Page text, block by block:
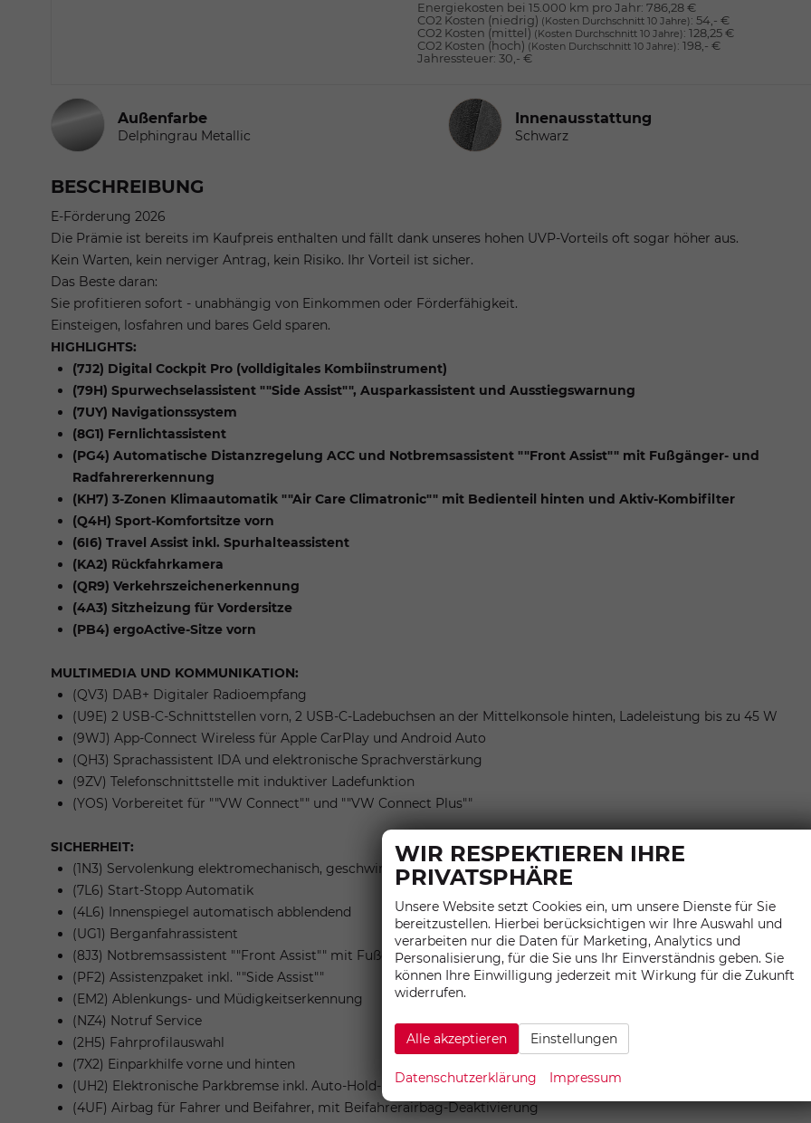
Energiekosten bei 15.000 km pro Jahr: 786,28 €
CO2 Kosten (niedrig) (Kosten Durchschnitt 10 Jahre): 54,- €
CO2 Kosten (mittel) (Kosten Durchschnitt 10 Jahre): 128,25 €
CO2 Kosten (hoch) (Kosten Durchschnitt 10 Jahre): 198,- €
Jahressteuer: 30,- €
Außenfarbe
Delphingrau Metallic
Innenausstattung
Innenausstattung
Schwarz
BESCHREIBUNG
E-Förderung 2026
Die Prämie ist bereits im Kaufpreis enthalten und fällt dank unseres hohen UVP-Vorteils oft sogar höher aus.
Kein Warten, kein nerviger Antrag, kein Risiko. Ihr Vorteil ist sicher.
Das Beste daran:
Sie profitieren sofort - unabhängig von Einkommen oder Förderfähigkeit.
Einsteigen, losfahren und bares Geld sparen.
HIGHLIGHTS:
(7J2) Digital Cockpit Pro (volldigitales Kombiinstrument)
(79H) Spurwechselassistent ""Side Assist"", Ausparkassistent und Ausstiegswarnung
(7UY) Navigationssystem
(8G1) Fernlichtassistent
(PG4) Automatische Distanzregelung ACC und Notbremsassistent ""Front Assist"" mit Fußgänger- und
Radfahrererkennung
(KH7) 3-Zonen Klimaautomatik ""Air Care Climatronic"" mit Bedienteil hinten und Aktiv-Kombifilter
(Q4H) Sport-Komfortsitze vorn
(6I6) Travel Assist inkl. Spurhalteassistent
(KA2) Rückfahrkamera
(QR9) Verkehrszeichenerkennung
(4A3) Sitzheizung für Vordersitze
(PB4) ergoActive-Sitze vorn
MULTIMEDIA UND KOMMUNIKATION:
(QV3) DAB+ Digitaler Radioempfang
(U9E) 2 USB-C-Schnittstellen vorn, 2 USB-C-Ladebuchsen an der Mittelkonsole hinten, Ladeleistung bis zu 45 W
(9WJ) App-Connect Wireless für Apple CarPlay und Android Auto
(QH3) Sprachassistent IDA und elektronische Sprachverstärkung
(9ZV) Telefonschnittstelle mit induktiver Ladefunktion
(YOS) Vorbereitet für ""VW Connect"" und ""VW Connect Plus""
SICHERHEIT:
(1N3) Servolenkung elektromechanisch, geschwindigkeitsabhängig geregelt
(7L6) Start-Stopp Automatik
(4L6) Innenspiegel automatisch abblendend
(UG1) Berganfahrassistent
(8J3) Notbremsassistent ""Front Assist"" mit Fußgänger- und Radfahrererkennung
(PF2) Assistenzpaket inkl. ""Side Assist""
(EM2) Ablenkungs- und Müdigkeitserkennung
(NZ4) Notruf Service
(2H5) Fahrprofilauswahl
(7X2) Einparkhilfe vorne und hinten
(UH2) Elektronische Parkbremse inkl. Auto-Hold-Funktion
(4UF) Airbag für Fahrer und Beifahrer, mit Beifahrerairbag-Deaktivierung
WIR RESPEKTIEREN IHRE
PRIVATSPHÄRE
Unsere Website setzt Cookies ein, um unsere Dienste für Sie
bereitzustellen. Hierbei berücksichtigen wir Ihre Auswahl und
verarbeiten nur die Daten für Marketing, Analytics und
Personalisierung, für die Sie uns Ihr Einverständnis geben. Sie
können Ihre Einwilligung jederzeit mit Wirkung für die Zukunft
widerrufen.
Alle akzeptieren Einstellungen
Datenschutzerklärung Impressum